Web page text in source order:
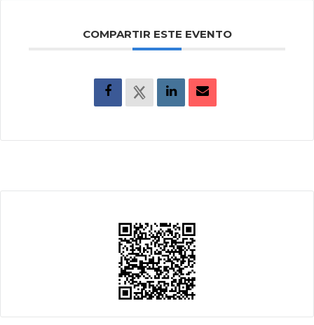
COMPARTIR ESTE EVENTO